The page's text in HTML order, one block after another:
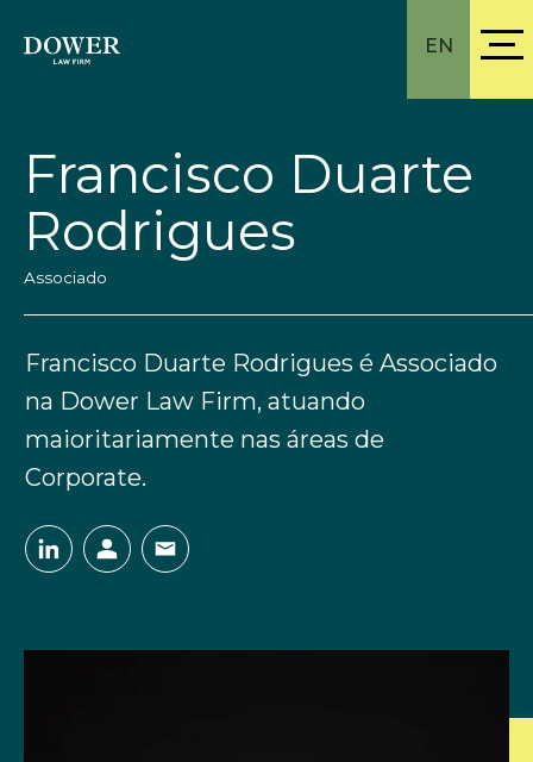
EN
Francisco Duarte
Rodrigues
Associado
Francisco Duarte Rodrigues é Associado
na Dower Law Firm, atuando
maioritariamente nas áreas de
Corporate.